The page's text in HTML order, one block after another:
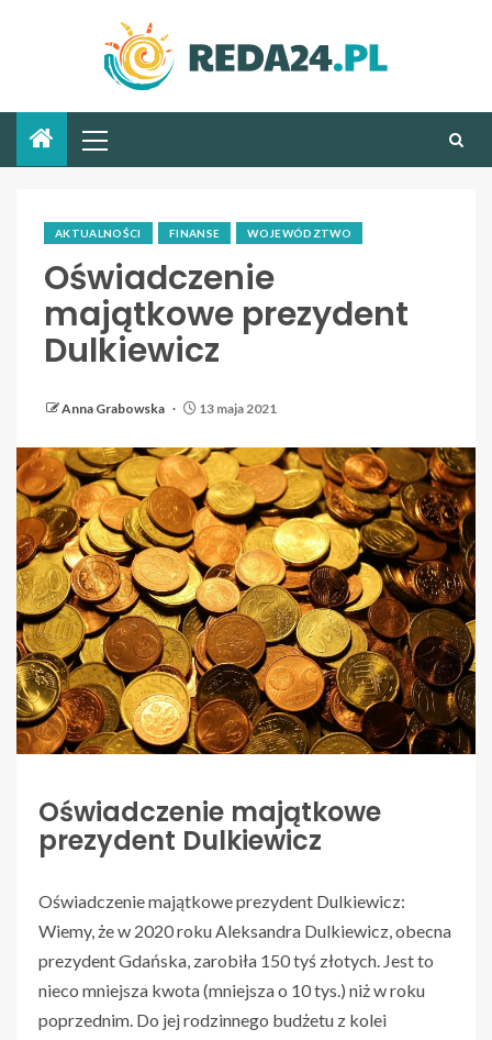
AKTUALNOŚCI FINANSE WOJEWÓDZTWO
Oświadczenie
majątkowe prezydent
Dulkiewicz
Anna Grabowska 13 maja 2021
Oświadczenie majątkowe
prezydent Dulkiewicz
Oświadczenie majątkowe prezydent Dulkiewicz:
Wiemy, że w 2020 roku Aleksandra Dulkiewicz, obecna
prezydent Gdańska, zarobiła 150 tyś złotych. Jest to
nieco mniejsza kwota (mniejsza o 10 tys.) niż w roku
poprzednim. Do jej rodzinnego budżetu z kolei